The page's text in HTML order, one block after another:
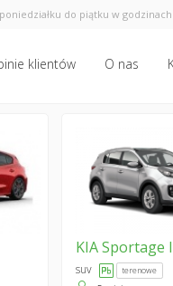
do piątku w godzinach
klientów O nas
KIASportage
suv terenowe